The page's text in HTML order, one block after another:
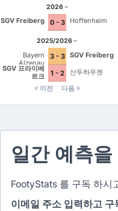
2026
SGV Freiberg 0 - 3 Hoffenheim
2025/2026
Bayern
Alzenau
3 - 3
SGV Freiberg
SGV 프라이베
르크
1 - 2
산두하우젠
이전
다음
일간 예측
FootyStats 를 구독 하시
이메일 주소 입력하고 구